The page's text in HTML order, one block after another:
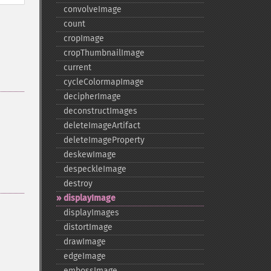
convolveImage
count
cropImage
cropThumbnailImage
current
cycleColormapImage
decipherImage
deconstructImages
deleteImageArtifact
deleteImageProperty
deskewImage
despeckleImage
destroy
displayImage
displayImages
distortImage
drawImage
edgeImage